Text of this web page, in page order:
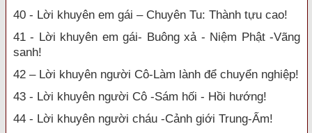
40 - Lời khuyên em gái – Chuyên Tu: Thành tựu cao!
41 - Lời khuyên em gái- Buông xả - Niệm Phật -Vãng
sanh!
42 – Lời khuyên người Cô-Làm lành để chuyển nghiệp!
43 - Lời khuyên người Cô -Sám hối - Hồi hướng!
44 - Lời khuyên người cháu -Cảnh giới Trung-Ấm!